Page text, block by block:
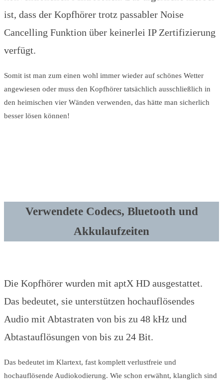
ist, dass der Kopfhörer trotz passabler Noise
Cancelling Funktion über keinerlei IP Zertifizierung
verfügt.
Somit ist man zum einen wohl immer wieder auf schönes Wetter
angewiesen oder muss den Kopfhörer tatsächlich ausschließlich in
den heimischen vier Wänden verwenden, das hätte man sicherlich
besser lösen können!
Verwendete Codecs, Bluetooth und
Akkulaufzeiten
Die Kopfhörer wurden mit aptX HD ausgestattet.
Das bedeutet, sie unterstützen hochauflösendes
Audio mit Abtastraten von bis zu 48 kHz und
Abtastauflösungen von bis zu 24 Bit.
Das bedeutet im Klartext, fast komplett verlustfreie und
hochauflösende Audiokodierung. Wie schon erwähnt, klanglich sind